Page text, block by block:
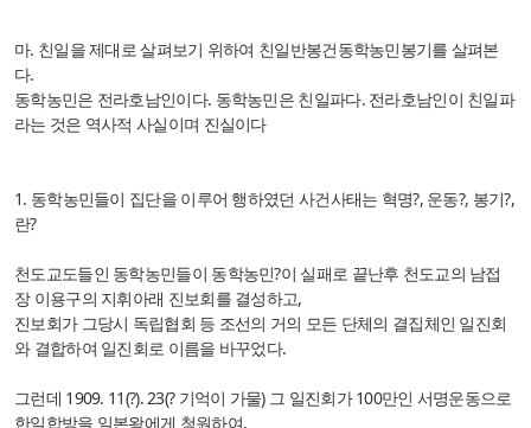
마. 친일을 제대로 살펴보기 위하여 친일반봉건동학농민봉기를 살펴본
다.
동학농민은 전라호남인이다. 동학농민은 친일파다. 전라호남인이 친일파
라는 것은 역사적 사실이며 진실이다
1. 동학농민들이 집단을 이루어 행하였던 사건사태는 혁명?, 운동?, 봉기?,
란?
천도교도들인 동학농민들이 동학농민?이 실패로 끝난후 천도교의 남접
장 이용구의 지휘아래 진보회를 결성하고,
진보회가 그당시 독립협회 등 조선의 거의 모든 단체의 결집체인 일진회
와 결합하여 일진회로 이름을 바꾸었다.
그런데 1909. 11(?). 23(? 기억이 가물) 그 일진회가 100만인 서명운동으로
한일합방을 일본왕에게 청원하여,